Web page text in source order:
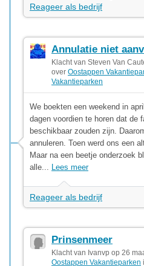
Reageer als bedrijf
Annulatie niet
Klacht van Steven Van
over Oostappen
Vakantieparken
We boekten een weekend in
dagen voordien te horen dat de
beschikbaar zouden zijn.
annuleren. Toen werd ons een
Maar na een beetje onderzoek
alle... Lees meer
Reageer als bedrijf
Prinsenmeer
Klacht van Ivanvp op 26
Oostappen Vakantieparken